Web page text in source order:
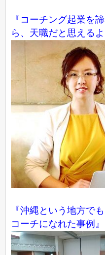
『コーチング起業を
ら、天職だと思える
『沖縄という地方で
コーチになれた事例』